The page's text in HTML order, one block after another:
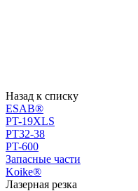
Назад к списку
ESAB®
PT-19XLS
PT32-38
PT-600
Запасные части
Koike®
Лазерная резка